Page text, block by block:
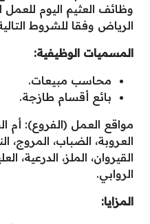
وظائف العثيم اليوم
الرياض وفقا للشروط
المسميات الوظيفية:
محاسب مبيعات.
بائع أقسام طازجة.
مواقع العمل (الفروع): أم
العروبة، الضباب، المروج،
القيروان، الملز، الدرعية،
الروابي.
المزايا: